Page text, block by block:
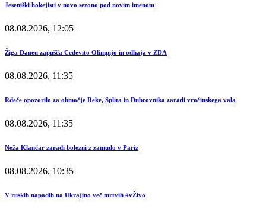
Jeseniški hokejisti v novo sezono pod novim imenom
08.08.2026, 12:05
Žiga Daneu zapušča Cedevito Olimpijo in odhaja v ZDA
08.08.2026, 11:35
Rdeče opozorilo za območje Reke, Splita in Dubrovnika zaradi vročinskega vala
08.08.2026, 11:35
Neža Klančar zaradi bolezni z zamudo v Pariz
08.08.2026, 10:35
V ruskih napadih na Ukrajino več mrtvih #vŽivo